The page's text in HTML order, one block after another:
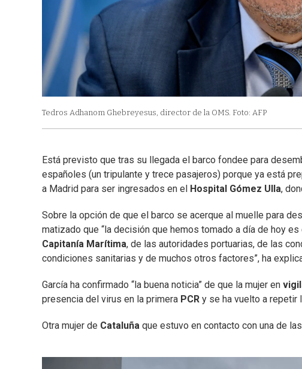
Tedros Adhanom Ghebreyesus, director de la OMS. Foto: AFP
Está previsto que tras su llegada el barco fondee para
españoles (un tripulante y trece pasajeros) porque ya está
a Madrid para ser ingresados en el Hospital Gómez Ulla,
Sobre la opción de que el barco se acerque al muelle para
matizado que “la decisión que hemos tomado a día de hoy
Capitanía Marítima, de las autoridades portuarias, de las
condiciones sanitarias y de muchos otros factores”, ha
García ha confirmado “la buena noticia” de que la mujer en
presencia del virus en la primera PCR y se ha vuelto a repetir
Otra mujer de Cataluña que estuvo en contacto con una de